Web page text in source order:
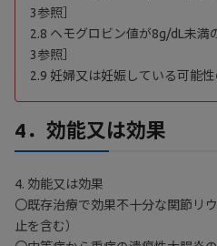
3参照］
2.8 ヘモグロビン値が8g/dL未満
3参照］
2.9 妊婦又は妊娠している可能性
4．効能又は効果
4. 効能又は効果
〇既存治療で効果不十分な関節リ
止を含む）